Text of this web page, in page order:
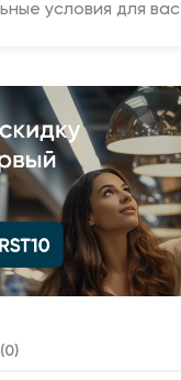
условия для вас
(0)